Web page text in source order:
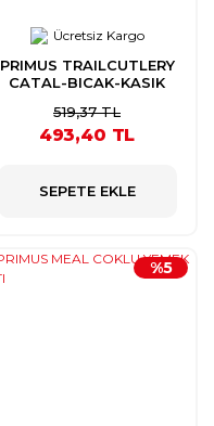
Ücretsiz Kargo
PRIMUS TRAILCUTLERY
CATAL-BICAK-KASIK
519,37 TL
493,40 TL
SEPETE EKLE
%5